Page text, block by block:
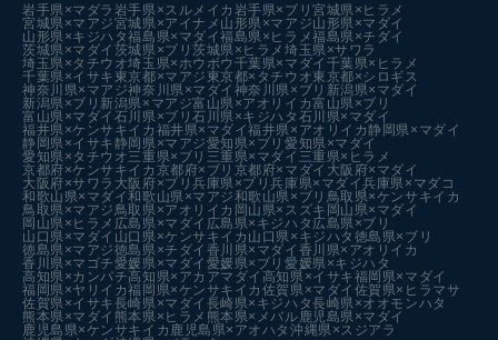
岩手県×マダラ 岩手県×スルメイカ 岩手県×ブリ宮城県×ヒラメ
宮城県×マアジ宮城県×アイナメ 山形県×マアジ山形県×マダイ
山形県×キジハタ福島県×マダイ福島県×ヒラメ福島県×チダイ
茨城県×マダイ 茨城県×ブリ茨城県×ヒラメ埼玉県×サワラ
埼玉県×タチウオ埼玉県×ホウボウ 千葉県×マダイ 千葉県×ヒラメ
千葉県×イサキ 東京都×マアジ 東京都×タチウオ東京都×シロギス
神奈川県×マアジ神奈川県×マダイ 神奈川県×ブリ 新潟県×マダイ
新潟県×ブリ 新潟県×マアジ富山県×アオリイカ富山県×ブリ
富山県×マダイ 石川県×ブリ石川県×キジハタ 石川県×マダイ
福井県×ケンサキイカ 福井県×マダイ福井県×アオリイカ静岡県×マダイ
静岡県×イサキ静岡県×マアジ愛知県×ブリ愛知県×マダイ
愛知県×タチウオ三重県×ブリ 三重県×マダイ 三重県×ヒラメ
京都府×ケンサキイカ 京都府×ブリ 京都府×マダイ 大阪府×マダイ
大阪府×サワラ 大阪府×ブリ兵庫県×ブリ兵庫県×マダイ兵庫県×マダコ
和歌山県×マダイ和歌山県×マアジ和歌山県×ブリ 鳥取県×ケンサキイカ
鳥取県×マアジ 鳥取県×アオリイカ 岡山県×スズキ 岡山県×マダイ
岡山県×ヒラメ 広島県×マダイ 広島県×キジハタ 広島県×ブリ
山口県×マダイ 山口県×ケンサキイカ 山口県×キジハタ 徳島県×ブリ
徳島県×マアジ徳島県×チダイ 香川県×マダイ 香川県×アオリイカ
香川県×マゴチ愛媛県×マダイ 愛媛県×ブリ愛媛県×キジハタ
高知県×カンパチ高知県×アカアマダイ 高知県×イサキ福岡県×マダイ
福岡県×ヤリイカ福岡県×ケンサキイカ 佐賀県×マダイ 佐賀県×ヒラマサ
佐賀県×イサキ長崎県×マダイ 長崎県×キジハタ長崎県×オオモンハタ
熊本県×マダイ 熊本県×ヒラメ 熊本県×メバル 鹿児島県×マダイ
鹿児島県×ケンサキイカ 鹿児島県×アオハタ沖縄県×スジアラ